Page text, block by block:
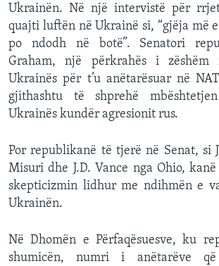
Ukrainën. Në një intervistë për
quajti luftën në Ukrainë si, “gjëja më
po ndodh në botë”. Senatori
Graham, një përkrahës i zëshëm
Ukrainës për t’u anëtarësuar në
gjithashtu të shprehë
Ukrainës kundër agresionit rus.
Por republikanë të tjerë në Senat, si
Misuri dhe J.D. Vance nga Ohio,
skepticizmin lidhur me ndihmën e
Ukrainën.
Në Dhomën e Përfaqësuesve, ku
shumicën, numri i anëtarëve që